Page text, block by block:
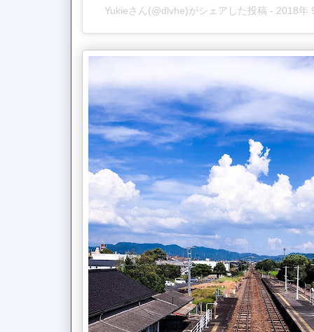
Yukieさん(@dlvhe)がシェアした投稿 - 2018年